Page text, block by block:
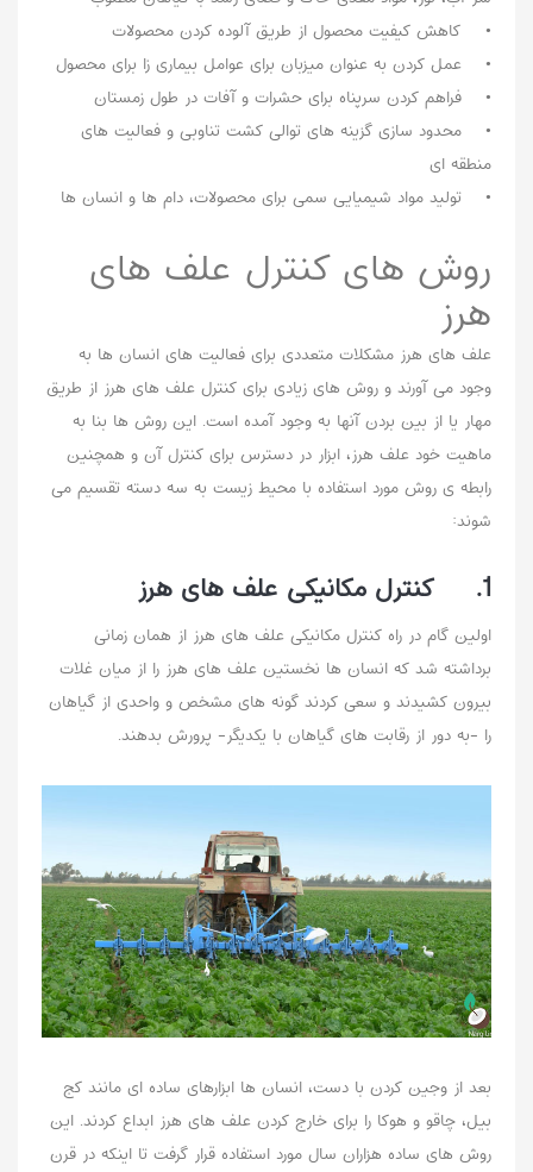
• کاهش کیفیت محصول از طریق آلوده کردن محصولات
• عمل کردن به عنوان میزبان برای عوامل بیماری زا برای محصول
• فراهم کردن سرپناه برای حشرات و آفات در طول زمستان
• محدود سازی گزینه های توالی کشت تناوبی و فعالیت های
منطقه ای
• تولید مواد شیمیایی سمی برای محصولات، دام ها و انسان ها
روش های کنترل علف های
هرز
علف های هرز مشکلات متعددی برای فعالیت های انسان ها به
وجود می آورند و روش های زیادی برای کنترل علف های هرز از طریق
مهار یا از بین بردن آنها به وجود آمده است. این روش ها بنا به
ماهیت خود علف هرز، ابزار در دسترس برای کنترل آن و همچنین
رابطه ی روش مورد استفاده با محیط زیست به سه دسته تقسیم می
شوند:
1. کنترل مکانیکی علف های هرز
اولین گام در راه کنترل مکانیکی علف های هرز از همان زمانی
برداشته شد که انسان ها نخستین علف های هرز را از میان غلات
بیرون کشیدند و سعی کردند گونه های مشخص و واحدی از گیاهان
را -به دور از رقابت های گیاهان با یکدیگر- پرورش بدهند.
بعد از وجین کردن با دست، انسان ها ابزارهای ساده ای مانند کج
بیل، چاقو و هوکا را برای خارج کردن علف های هرز ابداع کردند. این
روش های ساده هزاران سال مورد استفاده قرار گرفت تا اینکه در قرن